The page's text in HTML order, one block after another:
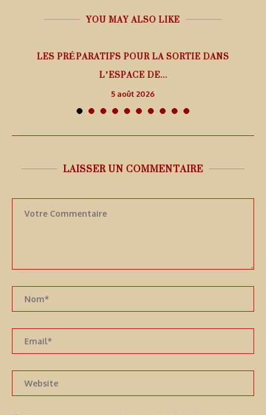
YOU MAY ALSO LIKE
LES PRÉPARATIFS POUR LA SORTIE DANS
L’ESPACE DE...
5 août 2026
LAISSER UN COMMENTAIRE